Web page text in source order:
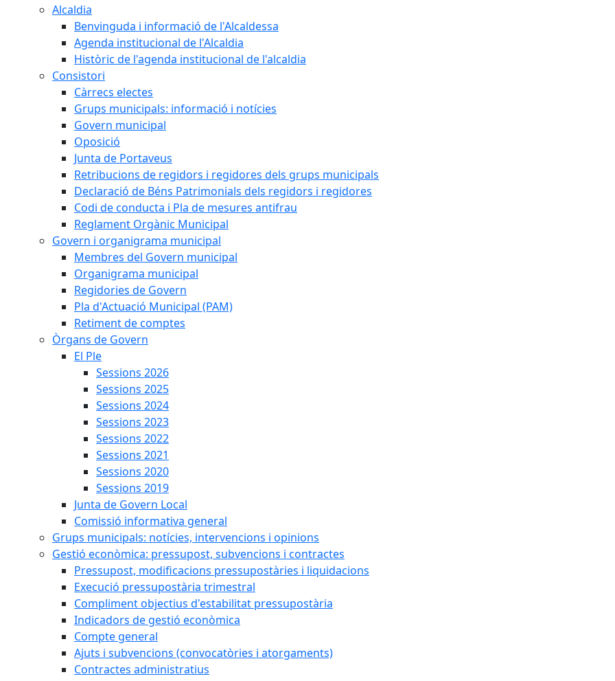
Alcaldia
Benvinguda i informació de l'Alcaldessa
Agenda institucional de l'Alcaldia
Històric de l'agenda institucional de l'alcaldia
Consistori
Càrrecs electes
Grups municipals: informació i notícies
Govern municipal
Oposició
Junta de Portaveus
Retribucions de regidors i regidores dels grups municipals
Declaració de Béns Patrimonials dels regidors i regidores
Codi de conducta i Pla de mesures antifrau
Reglament Orgànic Municipal
Govern i organigrama municipal
Membres del Govern municipal
Organigrama municipal
Regidories de Govern
Pla d'Actuació Municipal (PAM)
Retiment de comptes
Òrgans de Govern
El Ple
Sessions 2026
Sessions 2025
Sessions 2024
Sessions 2023
Sessions 2022
Sessions 2021
Sessions 2020
Sessions 2019
Junta de Govern Local
Comissió informativa general
Grups municipals: notícies, intervencions i opinions
Gestió econòmica: pressupost, subvencions i contractes
Pressupost, modificacions pressupostàries i liquidacions
Execució pressupostària trimestral
Compliment objectius d'estabilitat pressupostària
Indicadors de gestió econòmica
Compte general
Ajuts i subvencions (convocatòries i atorgaments)
Contractes administratius